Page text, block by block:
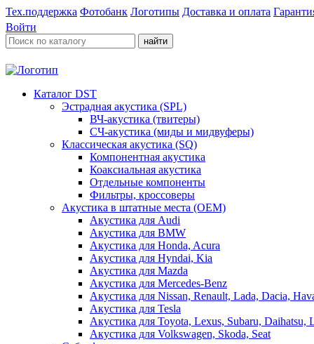
Тех.поддержка Фотобанк Логотипы Доставка и оплата
Войти
найти
Каталог DST
Эстрадная акустика (SPL)
ВЧ-акустика (твитеры)
СЧ-акустика (миды и мидвуферы)
Классическая акустика (SQ)
Компонентная акустика
Коаксиальная акустика
Отдельные компоненты
Фильтры, кроссоверы
Акустика в штатные места (OEM)
Акустика для Audi
Акустика для BMW
Акустика для Honda, Acura
Акустика для Hyndai, Kia
Акустика для Mazda
Акустика для Mercedes-Benz
Акустика для Nissan, Renault, Lada, Dacia,
Акустика для Tesla
Акустика для Toyota, Lexus, Subaru, Daihatsu,
Акустика для Volkswagen, Skoda, Seat